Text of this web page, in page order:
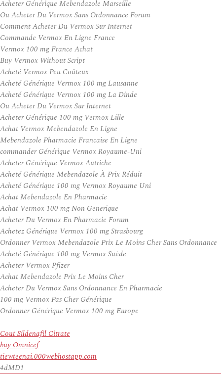
Acheter Générique Mebendazole Marseille
Ou Acheter Du Vermox Sans Ordonnance Forum
Comment Acheter Du Vermox Sur Internet
Commande Vermox En Ligne France
Vermox 100 mg France Achat
Buy Vermox Without Script
Acheté Vermox Peu Coûteux
Acheté Générique Vermox 100 mg Lausanne
Acheté Générique Vermox 100 mg La Dinde
Ou Acheter Du Vermox Sur Internet
Acheter Générique 100 mg Vermox Lille
Achat Vermox Mebendazole En Ligne
Mebendazole Pharmacie Francaise En Ligne
commander Générique Vermox Royaume-Uni
Acheter Générique Vermox Autriche
Acheté Générique Mebendazole À Prix Réduit
Acheté Générique 100 mg Vermox Royaume Uni
Achat Mebendazole En Pharmacie
Achat Vermox 100 mg Non Generique
Acheter Du Vermox En Pharmacie Forum
Achetez Générique Vermox 100 mg Strasbourg
Ordonner Vermox Mebendazole Prix Le Moins Cher Sans Ordonnance
Acheté Générique 100 mg Vermox Suède
Acheter Vermox Pfizer
Achat Mebendazole Prix Le Moins Cher
Acheter Du Vermox Sans Ordonnance En Pharmacie
100 mg Vermox Pas Cher Générique
Ordonner Générique Vermox 100 mg Europe
Cout Sildenafil Citrate
buy Omnicef
tiewteenai.000webhostapp.com
4dMD1